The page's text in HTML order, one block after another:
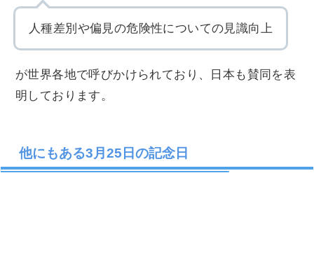
人種差別や偏見の危険性についての見識向上
が世界各地で呼びかけられており、日本も賛同を表
明しております。
他にもある3月25日の記念日